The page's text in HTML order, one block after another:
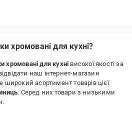
хромовані для кухні?
хромовані для кухні високої якості за
наш інтернет-магазин
широкий асортимент товарів цієї
. Серед них товари з низькими